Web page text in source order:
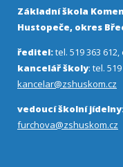
Základní škola
Hustopeče, okres
ředitel:tel. 519 363 612,
kancelář školy: tel.
kancelar@zshuskom.cz
vedoucí školní jídelny
furchova@zshuskom.cz